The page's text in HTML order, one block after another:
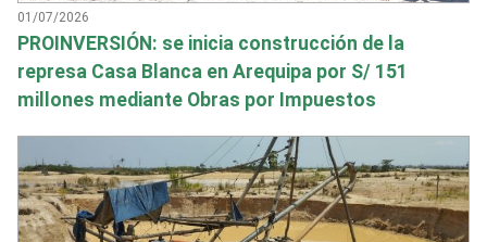
01/07/2026
PROINVERSIÓN: se inicia construcción de la
represa Casa Blanca en Arequipa por S/ 151
millones mediante Obras por Impuestos